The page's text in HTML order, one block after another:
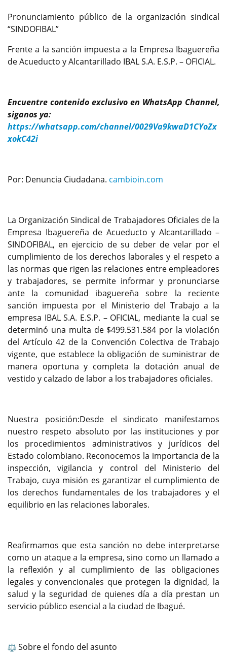
Pronunciamiento público de la organización sindical
“SINDOFIBAL”
Frente a la sanción impuesta a la Empresa Ibaguereña
de Acueducto y Alcantarillado IBAL S.A. E.S.P. – OFICIAL.
Encuentre contenido exclusivo en WhatsApp Channel,
siganos ya:
https://whatsapp.com/channel/0029Va9kwaD1CYoZx
xokC42i
Por: Denuncia Ciudadana. cambioin.com
La Organización Sindical de Trabajadores Oficiales de la
Empresa Ibaguereña de Acueducto y Alcantarillado –
SINDOFIBAL, en ejercicio de su deber de velar por el
cumplimiento de los derechos laborales y el respeto a
las normas que rigen las relaciones entre empleadores
y trabajadores, se permite informar y pronunciarse
ante la comunidad ibaguereña sobre la reciente
sanción impuesta por el Ministerio del Trabajo a la
empresa IBAL S.A. E.S.P. – OFICIAL, mediante la cual se
determinó una multa de $499.531.584 por la violación
del Artículo 42 de la Convención Colectiva de Trabajo
vigente, que establece la obligación de suministrar de
manera oportuna y completa la dotación anual de
vestido y calzado de labor a los trabajadores oficiales.
Nuestra posición:Desde el sindicato manifestamos
nuestro respeto absoluto por las instituciones y por
los procedimientos administrativos y jurídicos del
Estado colombiano. Reconocemos la importancia de la
inspección, vigilancia y control del Ministerio del
Trabajo, cuya misión es garantizar el cumplimiento de
los derechos fundamentales de los trabajadores y el
equilibrio en las relaciones laborales.
Reafirmamos que esta sanción no debe interpretarse
como un ataque a la empresa, sino como un llamado a
la reflexión y al cumplimiento de las obligaciones
legales y convencionales que protegen la dignidad, la
salud y la seguridad de quienes día a día prestan un
servicio público esencial a la ciudad de Ibagué.
Sobre el fondo del asunto